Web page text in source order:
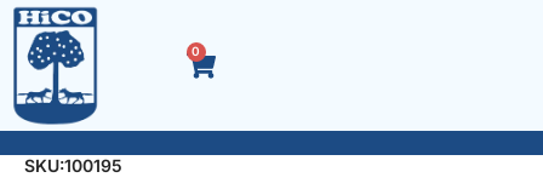
0
ACC. NEGRO TEE TRIPLE ENCHUFE ·1″
SKU:100195